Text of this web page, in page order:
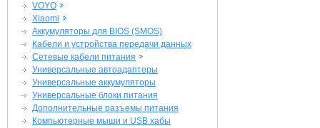
VOYO
Xiaomi
Аккумуляторы для BIOS (SMOS)
Кабели и устройства передачи данных
Сетевые кабели питания
Универсальные автоадаптеры
Универсальные аккумуляторы
Универсальные блоки питания
Дополнительные разъемы питания
Компьютерные мыши и USB хабы